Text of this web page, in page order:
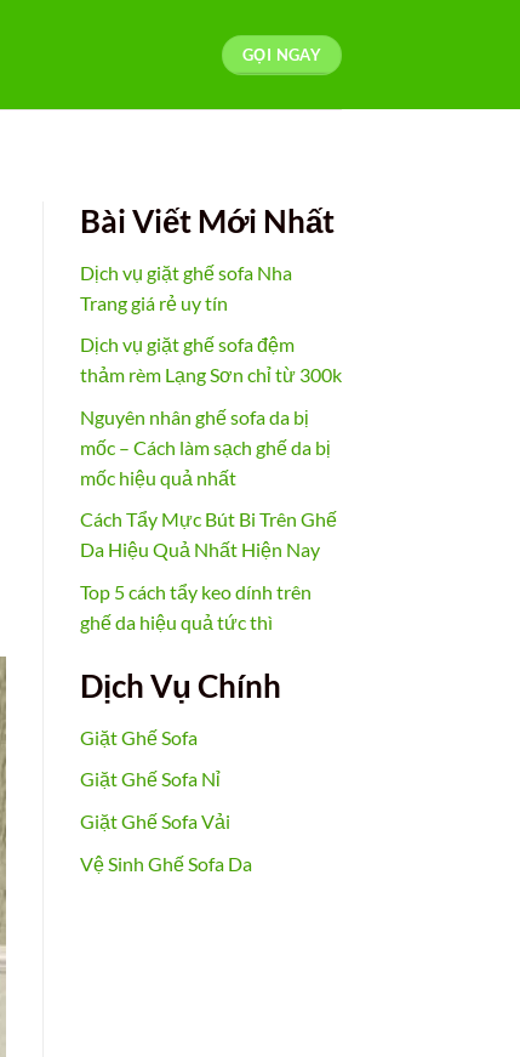
GỌI NGAY
Bài Viết Mới Nhất
Dịch vụ giặt ghế sofa Nha
Trang giá rẻ uy tín
Dịch vụ giặt ghế sofa đệm
thảm rèm Lạng Sơn chỉ từ 300k
Nguyên nhân ghế sofa da bị
mốc – Cách làm sạch ghế da bị
mốc hiệu quả nhất
Cách Tẩy Mực Bút Bi Trên Ghế
Da Hiệu Quả Nhất Hiện Nay
Top 5 cách tẩy keo dính trên
ghế da hiệu quả tức thì
Dịch Vụ Chính
Giặt Ghế Sofa
Giặt Ghế Sofa Nỉ
Giặt Ghế Sofa Vải
Vệ Sinh Ghế Sofa Da